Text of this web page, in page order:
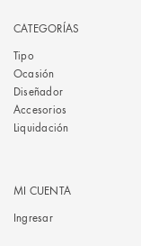
CATEGORÍAS
Tipo
Ocasión
Diseñador
Accesorios
Liquidación
MI CUENTA
Ingresar